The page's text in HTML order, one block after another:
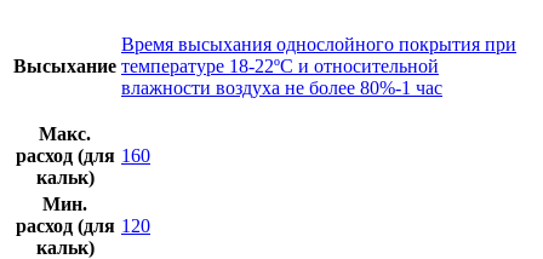
Высыхание
Время высыхания однослойного покрытия при
температуре 18-22ºС и относительной
влажности воздуха не более 80%-1 час
Макс.
расход (для
кальк)
160
Мин.
расход (для
кальк)
120